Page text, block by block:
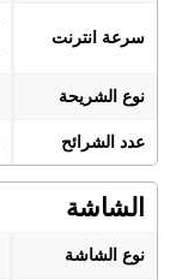
سرعة انترنت
نوع الشريحة
عدد الشرائح
الشاشة
نوع الشاشة